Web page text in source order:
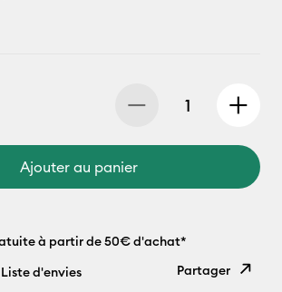
Ajouter au panier
à partir de 50€ d'achat*
d'envies
Partager